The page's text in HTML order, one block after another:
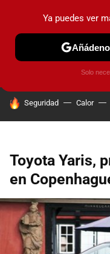
PRUEBAS COCHES
HOY SE HABLA DE
Seguridad Calor
Toyota Yaris,
en
Ya puedes ver
Solo